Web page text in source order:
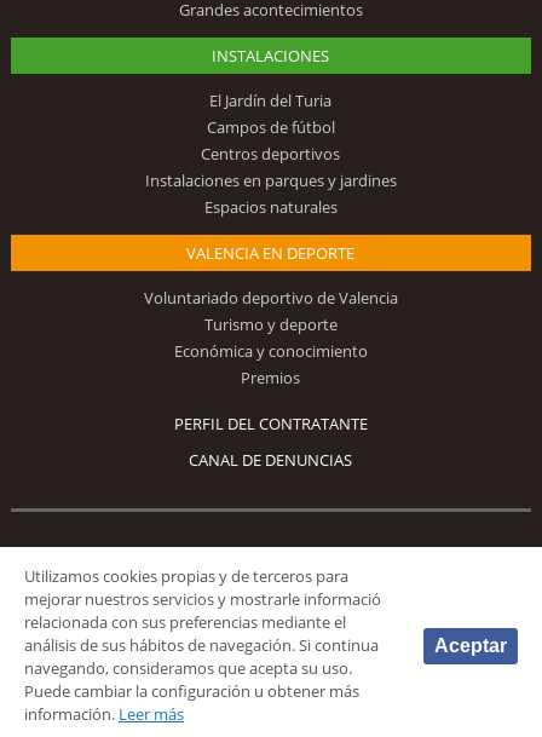
Grandes acontecimientos
INSTALACIONES
El Jardín del Turia
Campos de fútbol
Centros deportivos
Instalaciones en parques y jardines
Espacios naturales
VALENCIA EN DEPORTE
Voluntariado deportivo de Valencia
Turismo y deporte
Económica y conocimiento
Premios
PERFIL DEL CONTRATANTE
CANAL DE DENUNCIAS
Síguenos
© 2026 Fundación Deportiva Municipal Valencia |AVISO LEGAL
PRIVACIDAD
Utilizamos cookies propias y de terceros para
mejorar nuestros servicios y mostrarle informació
relacionada con sus preferencias mediante el
análisis de sus hábitos de navegación. Si continua
navegando, consideramos que acepta su uso.
Puede cambiar la configuración u obtener más
información. Leer más
Aceptar